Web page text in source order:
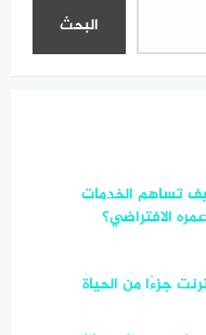
البحث
تساهم الخدمات
الافتراضي؟
جزءًا من الحياة